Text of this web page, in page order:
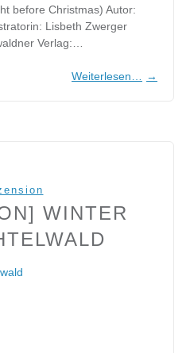
before Christmas) Autor:
Lisbeth Zwerger
Verlag:…
Weiterlesen… →
WINTER